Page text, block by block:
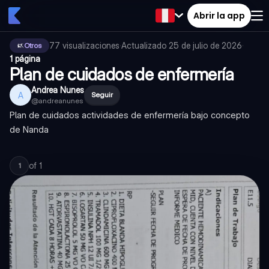
Abrir la app
Otros 77 visualizaciones·Actualizado 25 de julio de 2026·
1 página
Plan de cuidados de enfermería
A Andrea Nunes
@andreanunes
Seguir
Plan de cuidados actividades de enfermería bajo concepto
de Nanda
1 of 1